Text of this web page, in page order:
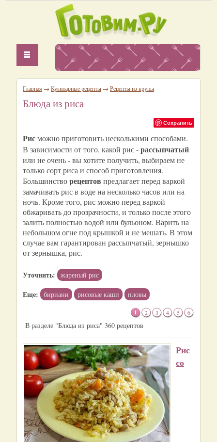
Главная → Кулинарные рецепты → Рецепты из крупы
Блюда из риса
Сохранить
Рисможно приготовить несколькими способами.
В зависимости от того, какой рис -рассыпчатый
или не очень - вы хотите получить, выбираем не
только сорт риса и способ приготовления.
Большинстворецептов предлагает перед варкой
замачивать рис в воде на несколько часов или на
ночь. Кроме того, рис можно перед варкой
обжаривать до прозрачности, и только после этого
залить полностью водой или бульоном. Варить на
небольшом огне под крышкой и не мешать. В этом
случае вам гарантирован рассыпчатый, зернышко
от зернышка, рис.
Уточнить: жареный рис
Еще: бириани рисовые каши пловы
1 2 3 4 5 6
В разделе "Блюда из риса" 360 рецептов
Рис
со